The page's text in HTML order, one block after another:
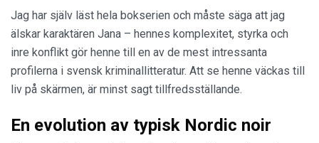
Jag har själv läst hela bokserien och måste säga att jag
älskar karaktären Jana – hennes komplexitet, styrka och
inre konflikt gör henne till en av de mest intressanta
profilerna i svensk kriminallitteratur. Att se henne väckas till
liv på skärmen, är minst sagt tillfredsställande.
En evolution av typisk Nordic noir